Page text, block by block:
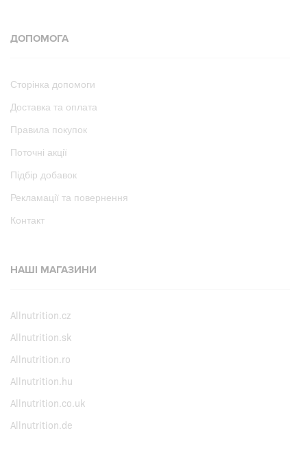
ДОПОМОГА
Сторінка допомоги
Доставка та оплата
Правила покупок
Поточні акції
Підбір добавок
Рекламації та повернення
Контакт
НАШІ МАГАЗИНИ
Allnutrition.cz
Allnutrition.sk
Allnutrition.ro
Allnutrition.hu
Allnutrition.co.uk
Allnutrition.de